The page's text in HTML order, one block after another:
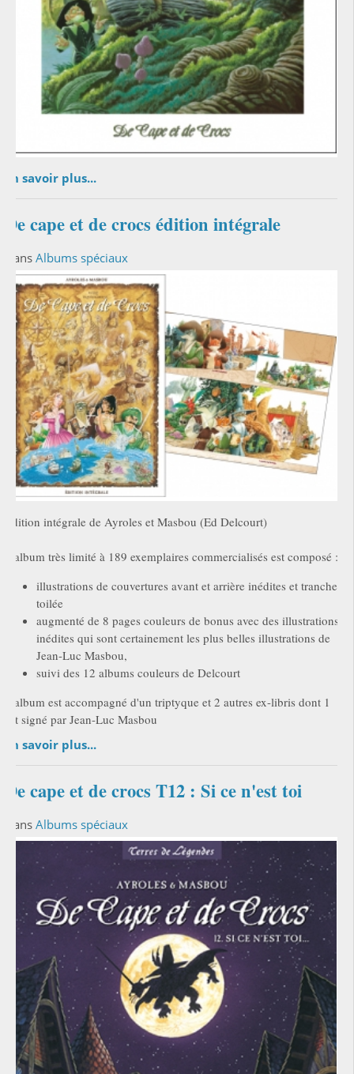
En savoir plus...
De cape et de crocs édition intégrale
Dans Albums spéciaux
Edition intégrale de Ayroles et Masbou (Ed Delcourt)
L'album très limité à 189 exemplaires commercialisés est composé :
illustrations de couvertures avant et arrière inédites et tranche
toilée
augmenté de 8 pages couleurs de bonus avec des illustrations
inédites qui sont certainement les plus belles illustrations de
Jean-Luc Masbou,
suivi des 12 albums couleurs de Delcourt
L'album est accompagné d'un triptyque et 2 autres ex-libris dont 1
est signé par Jean-Luc Masbou
En savoir plus...
De cape et de crocs T12 : Si ce n'est toi
Dans Albums spéciaux